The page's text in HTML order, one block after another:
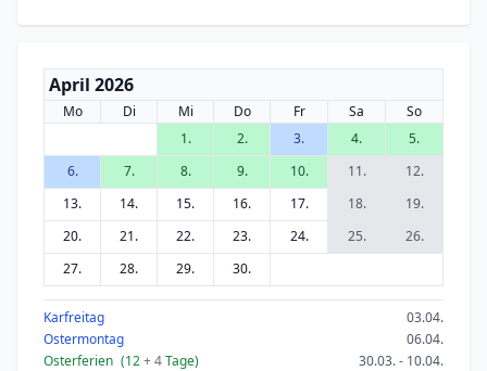
April 2026
Mo Di Mi Do Fr Sa
So
1.
2. 3. 4.
5.
6.
7. 8. 9. 10. 11.
12.
13.
14. 15. 16. 17. 18.
19.
20.
21. 22. 23. 24. 25.
26.
27.
28. 29. 30.
Karfreitag
03.04.
Ostermontag
06.04.
Osterferien (12+ 4Tage) 30.03. - 10.04.